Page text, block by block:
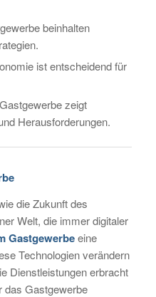
beinhalten
ist entscheidend für
zeigt
Herausforderungen.
die Zukunft des
Welt, die immer digitaler
Gastgewerbeeine
Technologien verändern
Dienstleistungen erbracht
das Gastgewerbe